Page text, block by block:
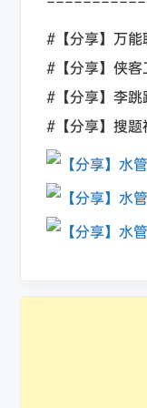
#【分享】万
#【分享】侠
#【分享】李
#【分享】搜